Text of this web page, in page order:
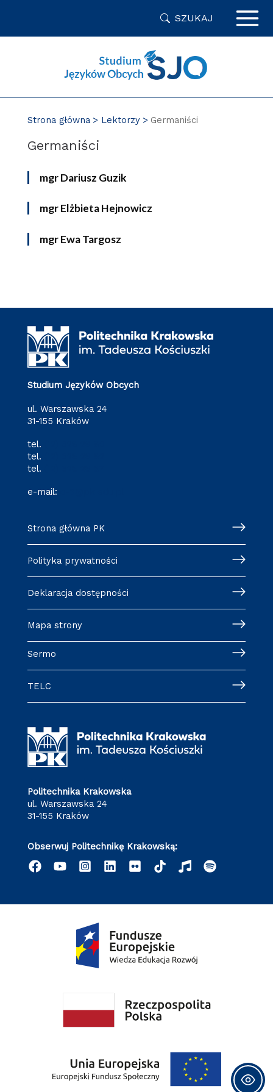
SZUKAJ
Strona główna Lektorzy Germaniści
Germaniści
mgr Dariusz Guzik
mgr Elżbieta Hejnowicz
mgr Ewa Targosz
Studium Języków Obcych
ul. Warszawska 24
31-155 Kraków
tel.
tel.
tel.
e-mail:
Strona główna PK
Polityka prywatności
Deklaracja dostępności
Mapa strony
Sermo
TELC
Politechnika Krakowska
ul. Warszawska 24
31-155 Kraków
Obserwuj Politechnikę Krakowską: